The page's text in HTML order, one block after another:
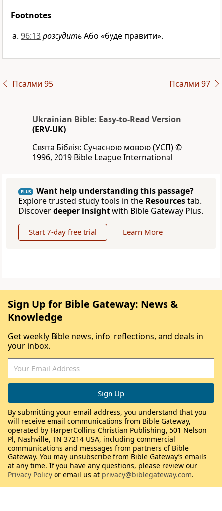
Footnotes
96:13розсудитьАбо «буде правити».
Псалми 95 Псалми 97
Ukrainian Bible: Easy-to-Read Version
(ERV-UK)
Свята Біблія: Сучасною мовою (УСП) ©
1996, 2019 Bible League International
PLUS
Want help understanding this passage?
Explore trusted study tools in the Resourcestab.
Discoverdeeper insightwith Bible Gateway Plus.
Start 7-day free trial Learn More
Sign Up for Bible Gateway: News &
Knowledge
Get weekly Bible news, info, reflections, and deals in
your inbox.
By submitting your email address, you understand that you
will receive email communications from Bible Gateway,
operated by HarperCollins Christian Publishing, 501 Nelson
Pl, Nashville, TN 37214 USA, including commercial
communications and messages from partners of Bible
Gateway. You may unsubscribe from Bible Gateway’s emails
at any time. If you have any questions, please review our
Privacy Policy or email us at privacy@biblegateway.com.